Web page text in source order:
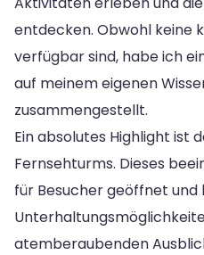
entdecken. Obwohl keine
verfügbar sind, habe ich
auf meinem eigenen
zusammengestellt.
Ein absolutes Highlight ist
Fernsehturms. Dieses
für Besucher geöffnet und
atemberaubenden